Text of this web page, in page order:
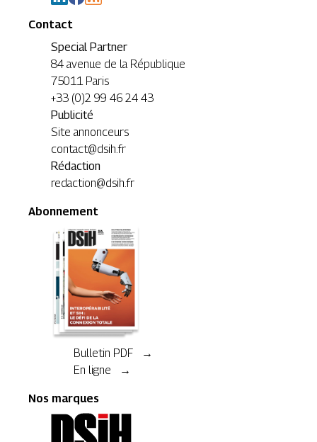
Contact
Special Partner
84 avenue de la République
75011 Paris
+33 (0)2 99 46 24 43
Publicité
Site annonceurs
contact@dsih.fr
Rédaction
redaction@dsih.fr
Abonnement
Bulletin PDF →
En ligne →
Nos marques